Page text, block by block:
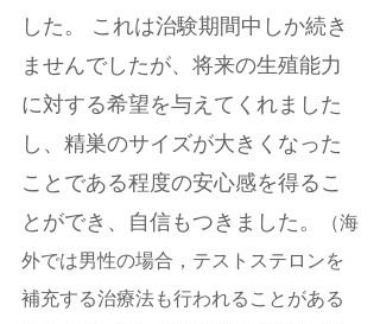
した。 これは治験期間中しか続き
ませんでしたが、将来の生殖能力
に対する希望を与えてくれました
し、精巣のサイズが大きくなった
ことである程度の安心感を得るこ
とができ、自信もつきました。
（海
外では男性の場合，テストステロンを
補充する治療法も行われることがある